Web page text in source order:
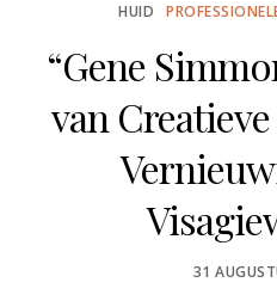
HUID
“Gene
van
POSTED
31